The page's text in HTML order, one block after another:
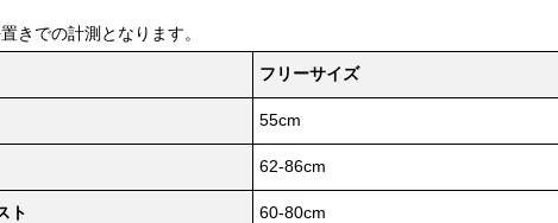
きでの計測となります。
フリーサイズ
55cm
62-86cm
ト 60-80cm